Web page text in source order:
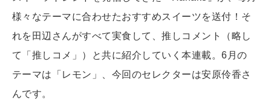
2026年2月号「良運を掴む 新・開運術。」
2025年12月号「お酒の新常識。」
様々なテーマに合わせたおすすめスイーツを送付！そ
れを田辺さんがすべて実食して、推しコメント（略し
て「推しコメ」）と共に紹介していく本連載。6月の
テーマは「レモン」、今回のセレクターは安原伶香さ
んです。